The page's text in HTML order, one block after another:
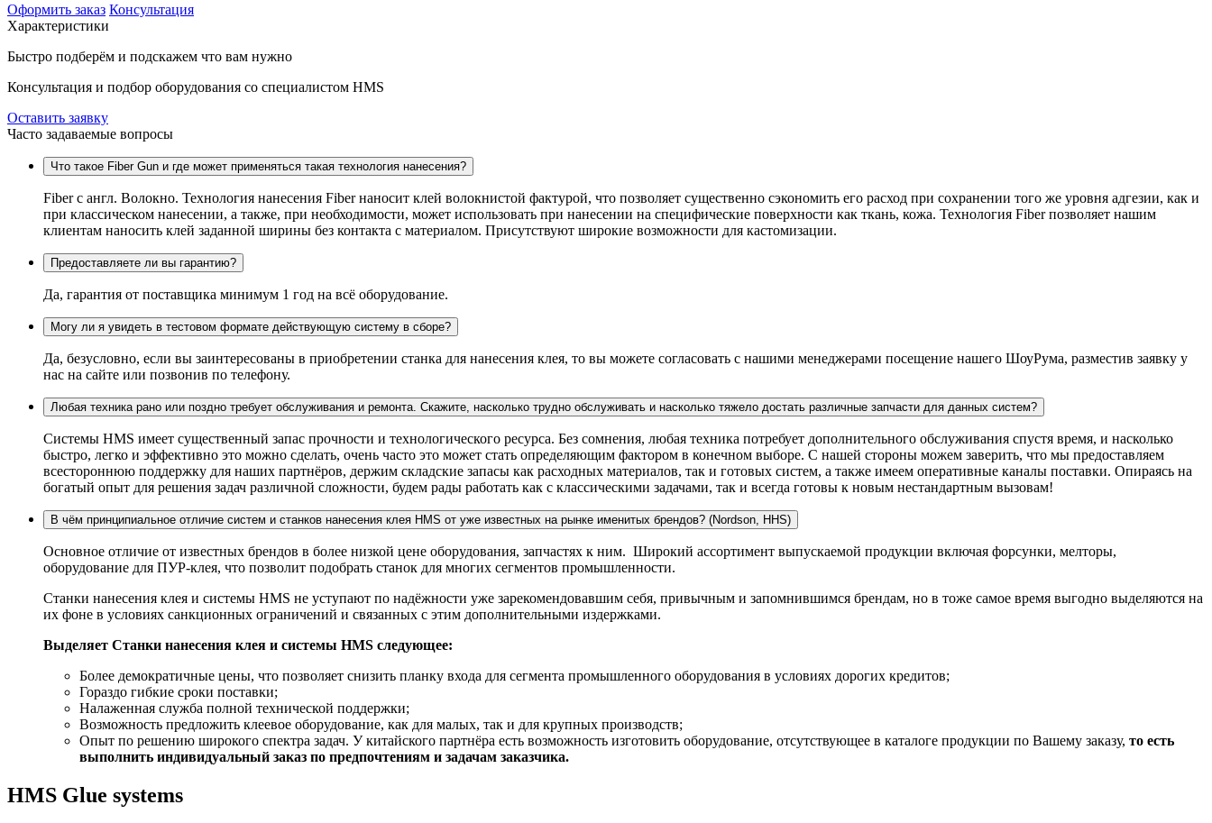
Оформить заказ Консультация
Характеристики
Быстро подберём и подскажем что вам нужно
Консультация и подбор оборудования со специалистом HMS
Оставить заявку
Часто задаваемые вопросы
Что такое Fiber Gun и где может применяться такая технология нанесения?
Fiber c англ. Волокно. Технология нанесения Fiber наносит клей волокнистой фактурой, что позволяет существенно сэкономить его расход при сохранении того же уровня адгезии, как и
при классическом нанесении, а также, при необходимости, может использовать при нанесении на специфические поверхности как ткань, кожа. Технология Fiber позволяет нашим
клиентам наносить клей заданной ширины без контакта с материалом. Присутствуют широкие возможности для кастомизации.
Предоставляете ли вы гарантию?
Да, гарантия от поставщика минимум 1 год на всё оборудование.
Могу ли я увидеть в тестовом формате действующую систему в сборе?
Да, безусловно, если вы заинтересованы в приобретении станка для нанесения клея, то вы можете согласовать с нашими менеджерами посещение нашего ШоуРума, разместив заявку у
нас на сайте или позвонив по телефону.
Любая техника рано или поздно требует обслуживания и ремонта. Скажите, насколько трудно обслуживать и насколько тяжело достать различные запчасти для данных систем?
Системы HMS имеет существенный запас прочности и технологического ресурса. Без сомнения, любая техника потребует дополнительного обслуживания спустя время, и насколько
быстро, легко и эффективно это можно сделать, очень часто это может стать определяющим фактором в конечном выборе. С нашей стороны можем заверить, что мы предоставляем
всестороннюю поддержку для наших партнёров, держим складские запасы как расходных материалов, так и готовых систем, а также имеем оперативные каналы поставки. Опираясь на
богатый опыт для решения задач различной сложности, будем рады работать как с классическими задачами, так и всегда готовы к новым нестандартным вызовам!
В чём принципиальное отличие систем и станков нанесения клея HMS от уже известных на рынке именитых брендов? (Nordson, HHS)
Основное отличие от известных брендов в более низкой цене оборудования, запчастях к ним. Широкий ассортимент выпускаемой продукции включая форсунки, мелторы,
оборудование для ПУР-клея, что позволит подобрать станок для многих сегментов промышленности.
Станки нанесения клея и системы HMS не уступают по надёжности уже зарекомендовавшим себя, привычным и запомнившимся брендам, но в тоже самое время выгодно выделяются на
их фоне в условиях санкционных ограничений и связанных с этим дополнительными издержками.
Выделяет Станки нанесения клея и системы HMS следующее:
Более демократичные цены, что позволяет снизить планку входа для сегмента промышленного оборудования в условиях дорогих кредитов;
Гораздо гибкие сроки поставки;
Налаженная служба полной технической поддержки;
Возможность предложить клеевое оборудование, как для малых, так и для крупных производств;
Опыт по решению широкого спектра задач. У китайского партнёра есть возможность изготовить оборудование, отсутствующее в каталоге продукции по Вашему заказу, то есть
выполнить индивидуальный заказ по предпочтениям и задачам заказчика.
HMS Glue systems